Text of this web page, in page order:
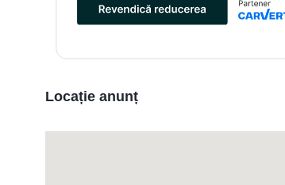
Locație anunț